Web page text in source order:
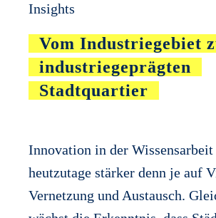
Insights
Vom Industriegebiet
industriegeprägten
Stadtquartier
Innovation in der
heutzutage stärker denn je auf
Vernetzung und Austausch.